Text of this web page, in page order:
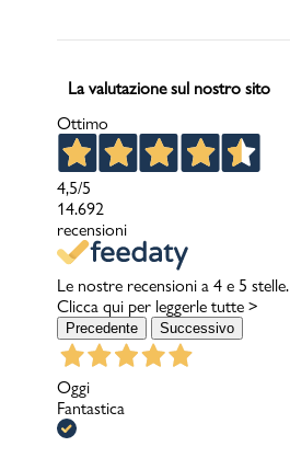
La valutazione sul nostro sito
Ottimo
4,5/5
14.692
recensioni
Le nostre recensioni a 4 e 5 stelle.
Clicca qui per leggerle tutte >
Precedente Successivo
Oggi
Fantastica